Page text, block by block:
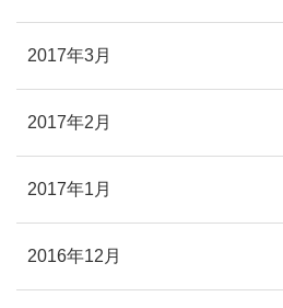
2017年3月
2017年2月
2017年1月
2016年12月